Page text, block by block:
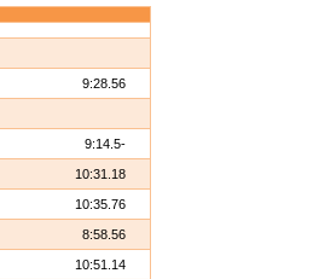
9:28.56
9:14.5-
10:31.18
10:35.76
8:58.56
10:51.14